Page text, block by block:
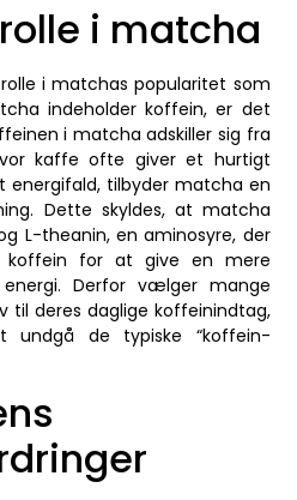
i matcha
i matchas popularitet som
indeholder koffein, er det
i matcha adskiller sig fra
kaffe ofte giver et hurtigt
tilbyder matcha en
Dette skyldes, at matcha
L-theanin, en aminosyre, der
koffein for at give en mere
Derfor vælger mange
deres daglige koffeinindtag,
de typiske “koffein-